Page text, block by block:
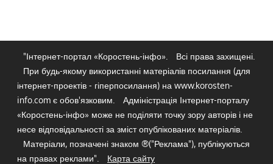
"Інтернет-портал «Коростень-інфо».
Всі права захищені.
При будь-якому використанні матеріалів посилання (для
інтернет-проектів - гіперпосилання) на www.korosten-
info.com є обов'язковим.
Адміністрація Інтернет-порталу
«Коростень-інфо» може не поділяти точку зору авторів і не
несе відповідальності за зміст опублікованих матеріалів.
Матеріали, позначені знаком ®("Реклама"), публікуються
на правах реклами".
Карта сайту